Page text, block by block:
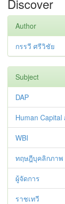
Discover
Author
กรรวี ศรีวิชัย
Subject
DAP
Human
WBI
ทฤษฎีบุคลิกภาพ
ผู้จัดการ
ราชเทวี